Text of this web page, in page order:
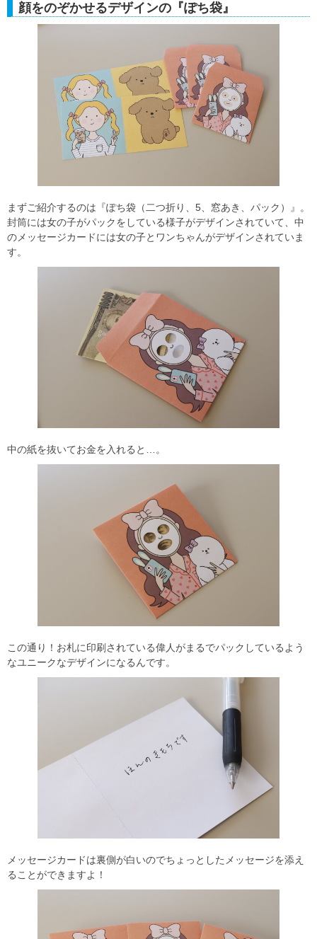
顔をのぞかせるデザインの『ぽち袋』
まずご紹介するのは『ぽち袋（二つ折り、5、窓あき、パック）』。
封筒には女の子がパックをしている様子がデザインされていて、中
のメッセージカードには女の子とワンちゃんがデザインされていま
す。
中の紙を抜いてお金を入れると…。
この通り！お札に印刷されている偉人がまるでパックしているよう
なユニークなデザインになるんです。
メッセージカードは裏側が白いのでちょっとしたメッセージを添え
ることができますよ！